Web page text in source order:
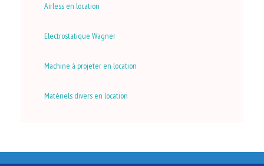
Airless en location
Electrostatique Wagner
Machine à projeter en location
Matériels divers en location